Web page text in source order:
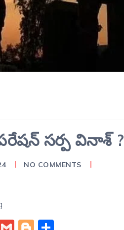
సర్ప వినాశ్ ?
NO COMMENTS